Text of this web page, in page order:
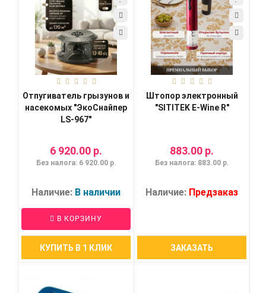
Отпугиватель грызунов и
насекомых "ЭкоСнайпер
LS-967"
6 920.00 р.
Без налога: 6 920.00 р.
Наличие: В наличии
В КОРЗИНУ
КУПИТЬ В 1 КЛИК
Штопор электронный
"SITITEK E-Wine R"
883.00 р.
Без налога: 883.00 р.
Наличие: Предзаказ
ЗАКАЗАТЬ